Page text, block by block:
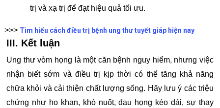
trị và xạ trị để đạt hiệu quả tối ưu.
Tìm hiểu cách điều trị bệnh ung thư tuyết giáp hiện nay
III. Kết luận
Ung thư vòm họng là một căn bệnh nguy hiểm, nhưng việc
nhận biết sớm và điều trị kịp thời có thể tăng khả năng
chữa khỏi và cải thiện chất lượng sống. Hãy lưu ý các triệu
chứng như ho khan, khó nuốt, đau họng kéo dài, sự thay